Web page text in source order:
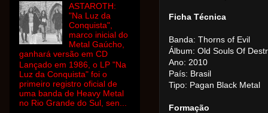
Ficha Técnica
Banda: Thorns of Evil
Álbum: Old Souls Of
Ano: 2010
País: Brasil
Tipo: Pagan Black Metal
Formação
ASTAROTH:
"Na Luz da
Conquista",
marco inicial do
Metal Gaúcho,
ganhará versão em CD
Lançado em 1986, o LP "Na
Luz da Conquista" foi o
primeiro registro oficial de
uma banda de Heavy Metal
no Rio Grande do Sul, sen...